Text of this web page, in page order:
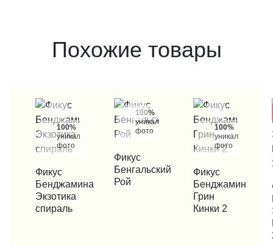
Похожие товары
100%
уникальные
фото
КУПИТЬ В 1 КЛИК
Фикус
Бенджамина
Экзотика
спираль
100%
уникальные
фото
КУПИТЬ В 1 КЛИК
Фикус
Бенгальский
Рой
100%
уникальные
фото
КУПИТЬ В 1 КЛИК
Фикус
Бенджамин
Грин
Кинки 2